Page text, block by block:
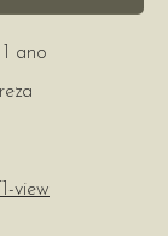
1 ano